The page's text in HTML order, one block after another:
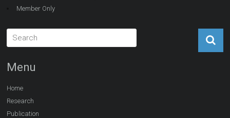
Member Only
Menu
Home
Research
Publication